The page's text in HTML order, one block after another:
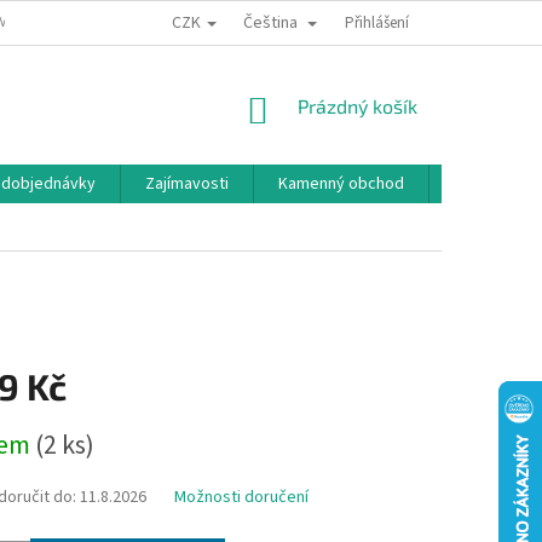
OCHRANY OSOBNÍCH ÚDAJŮ BONUSOVÝ PROGRAM
CZK Čeština Přihlášení
NÁKUPNÍ
Prázdný košík
Zajímavosti Kamenný obchod
Kč
(2 ks)
do: 11.8.2026 Možnosti doručení